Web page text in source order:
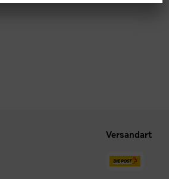
Versandart